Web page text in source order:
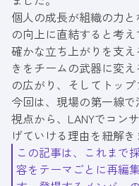
個人の成長が組織の力
の向上に直結すると考え
確かな立ち上がりを支
きをチームの武器に変
の広がり、そしてトップ
今回は、現場の第一線
視点から、LANYでコン
げていける理由を紐解き
この記事は、これまで
容をテーマごとに再編